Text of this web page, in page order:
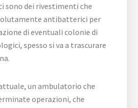
sono dei rivestimenti che
antibatterici per
di eventuali colonie di
spesso si va a trascurare
un ambulatorio che
operazioni, che